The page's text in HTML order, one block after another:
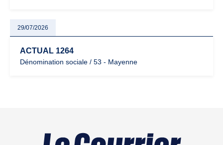
29/07/2026
ACTUAL 1264
Dénomination sociale / 53 - Mayenne